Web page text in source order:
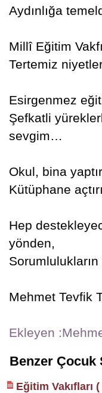
Aydınlığa
Millî Eğitim
Tertemiz
Esirgenmez
Şefkatli
sevgim…
Okul, bina
Kütüphane
Hep
yönden,
Mehmet Tevfik
Ekleyen
Benzer Çocuk
Eğitim Vakıfları